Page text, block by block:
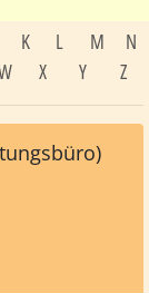
K L M
N
X Y Z